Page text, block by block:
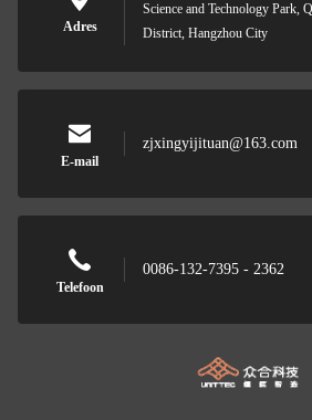
Adres
Science and Technology Park,
District, Hangzhou City
E-mail
zjxingyijituan@163.com
Telefoon
0086-132-7395 - 2362